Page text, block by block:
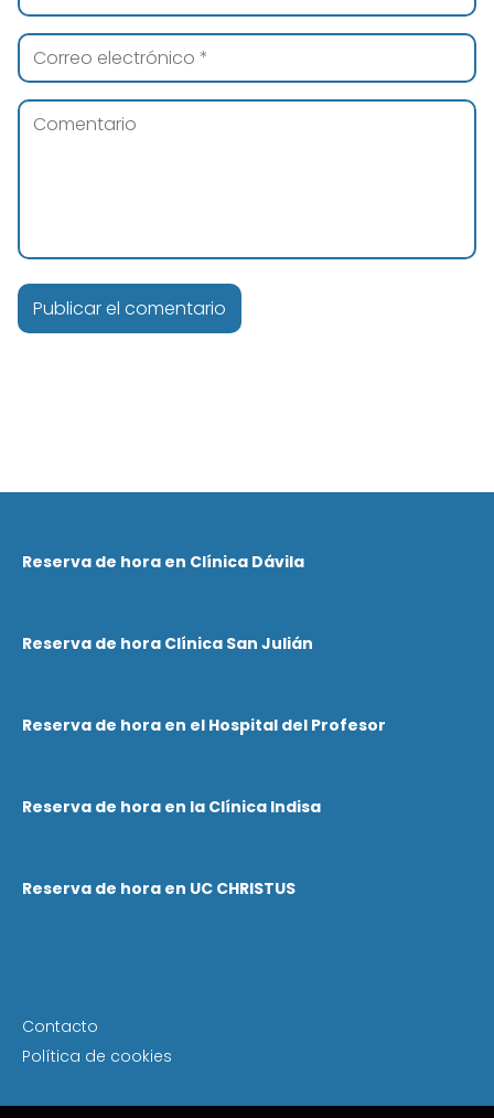
Reserva de hora en Clínica Dávila
Reserva de hora Clínica San Julián
Reserva de hora en el Hospital del Profesor
Reserva de hora en la Clínica Indisa
Reserva de hora en UC CHRISTUS
Contacto
Política de cookies